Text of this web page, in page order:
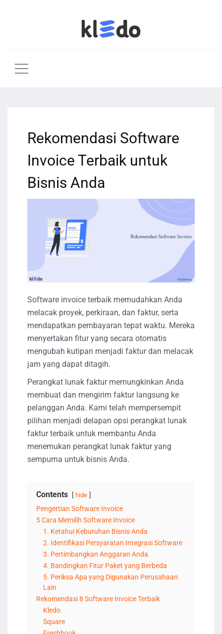
Rekomendasi Software
Invoice Terbaik untuk
Bisnis Anda
Software invoice terbaik memudahkan Anda
melacak proyek, perkiraan, dan faktur, serta
mendapatkan pembayaran tepat waktu. Mereka
menyertakan fitur yang secara otomatis
mengubah kutipan menjadi faktur dan melacak
jam yang dapat ditagih.
Perangkat lunak faktur memungkinkan Anda
membuat dan mengirim faktur langsung ke
pelanggan Anda. Kami telah mempersempit
pilihan menjadi delapan opsi perangkat lunak
faktur terbaik untuk membantu Anda
menemukan perangkat lunak faktur yang
sempurna untuk bisnis Anda.
Contents hide
Pengertian Software Invoice
5 Cara Memilih Software Invoice
1. Ketahui Kebutuhan Bisnis Anda
2. Identifikasi Persyaratan Integrasi Software
3. Pertimbangkan Anggaran Anda
4. Bandingkan Fitur Paket yang Berbeda
5. Periksa Apa yang Digunakan Perusahaan
Lain
Rekomendasi 8 Software Invoice Terbaik
Kledo
Square